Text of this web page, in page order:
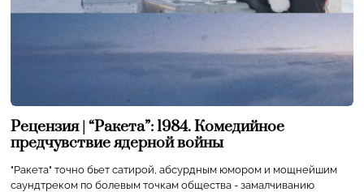
Рецензия | “Ракета”: 1984. Комедийное
предчувствие ядерной войны
"Ракета" точно бьет сатирой, абсурдным юмором и мощнейшим
саундтреком по болевым точкам общества - замалчиванию